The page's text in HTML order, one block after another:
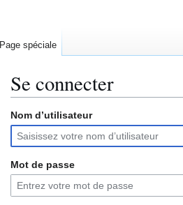
Se connecter
Aller
la
navigation
Aller
la
recherche
Nom d’utilisateur
Mot de passe
Page spéciale